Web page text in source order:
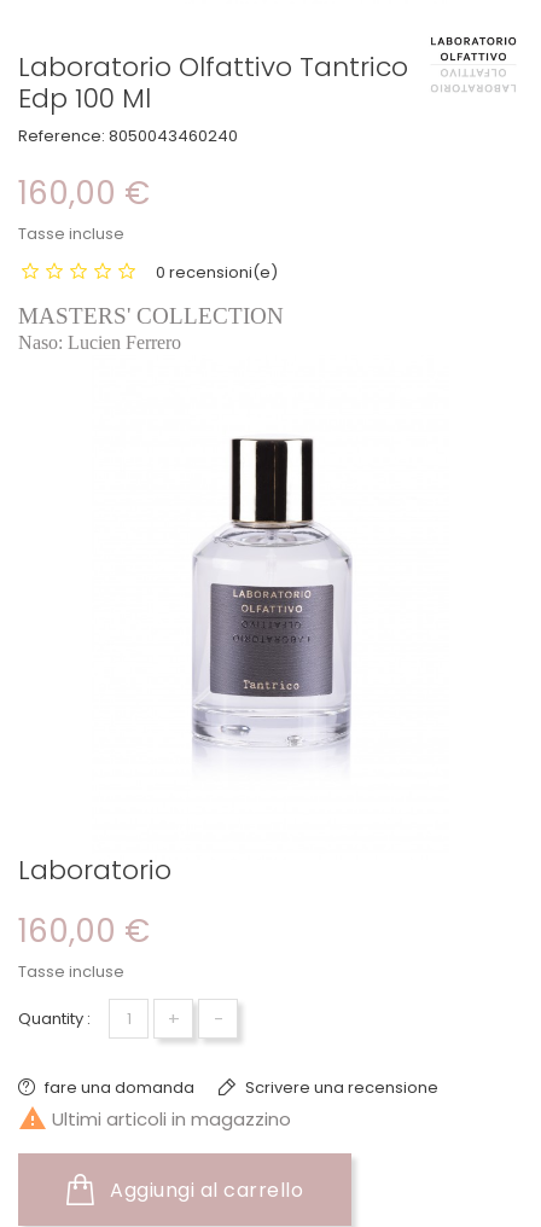
Laboratorio Olfattivo Tantrico
Edp 100 Ml
Reference: 8050043460240
160,00 €
Tasse incluse
0 recensioni(e)
MASTERS' COLLECTION
Naso: Lucien Ferrero
Laboratorio
160,00 €
Tasse incluse
Quantity : + -
fare una domanda Scrivere una recensione
 Ultimi articoli in magazzino
Aggiungi al carrello